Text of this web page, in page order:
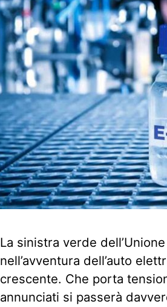
La sinistra verde
nell’avventura dell’auto
crescente. Che porta
annunciati si passerà